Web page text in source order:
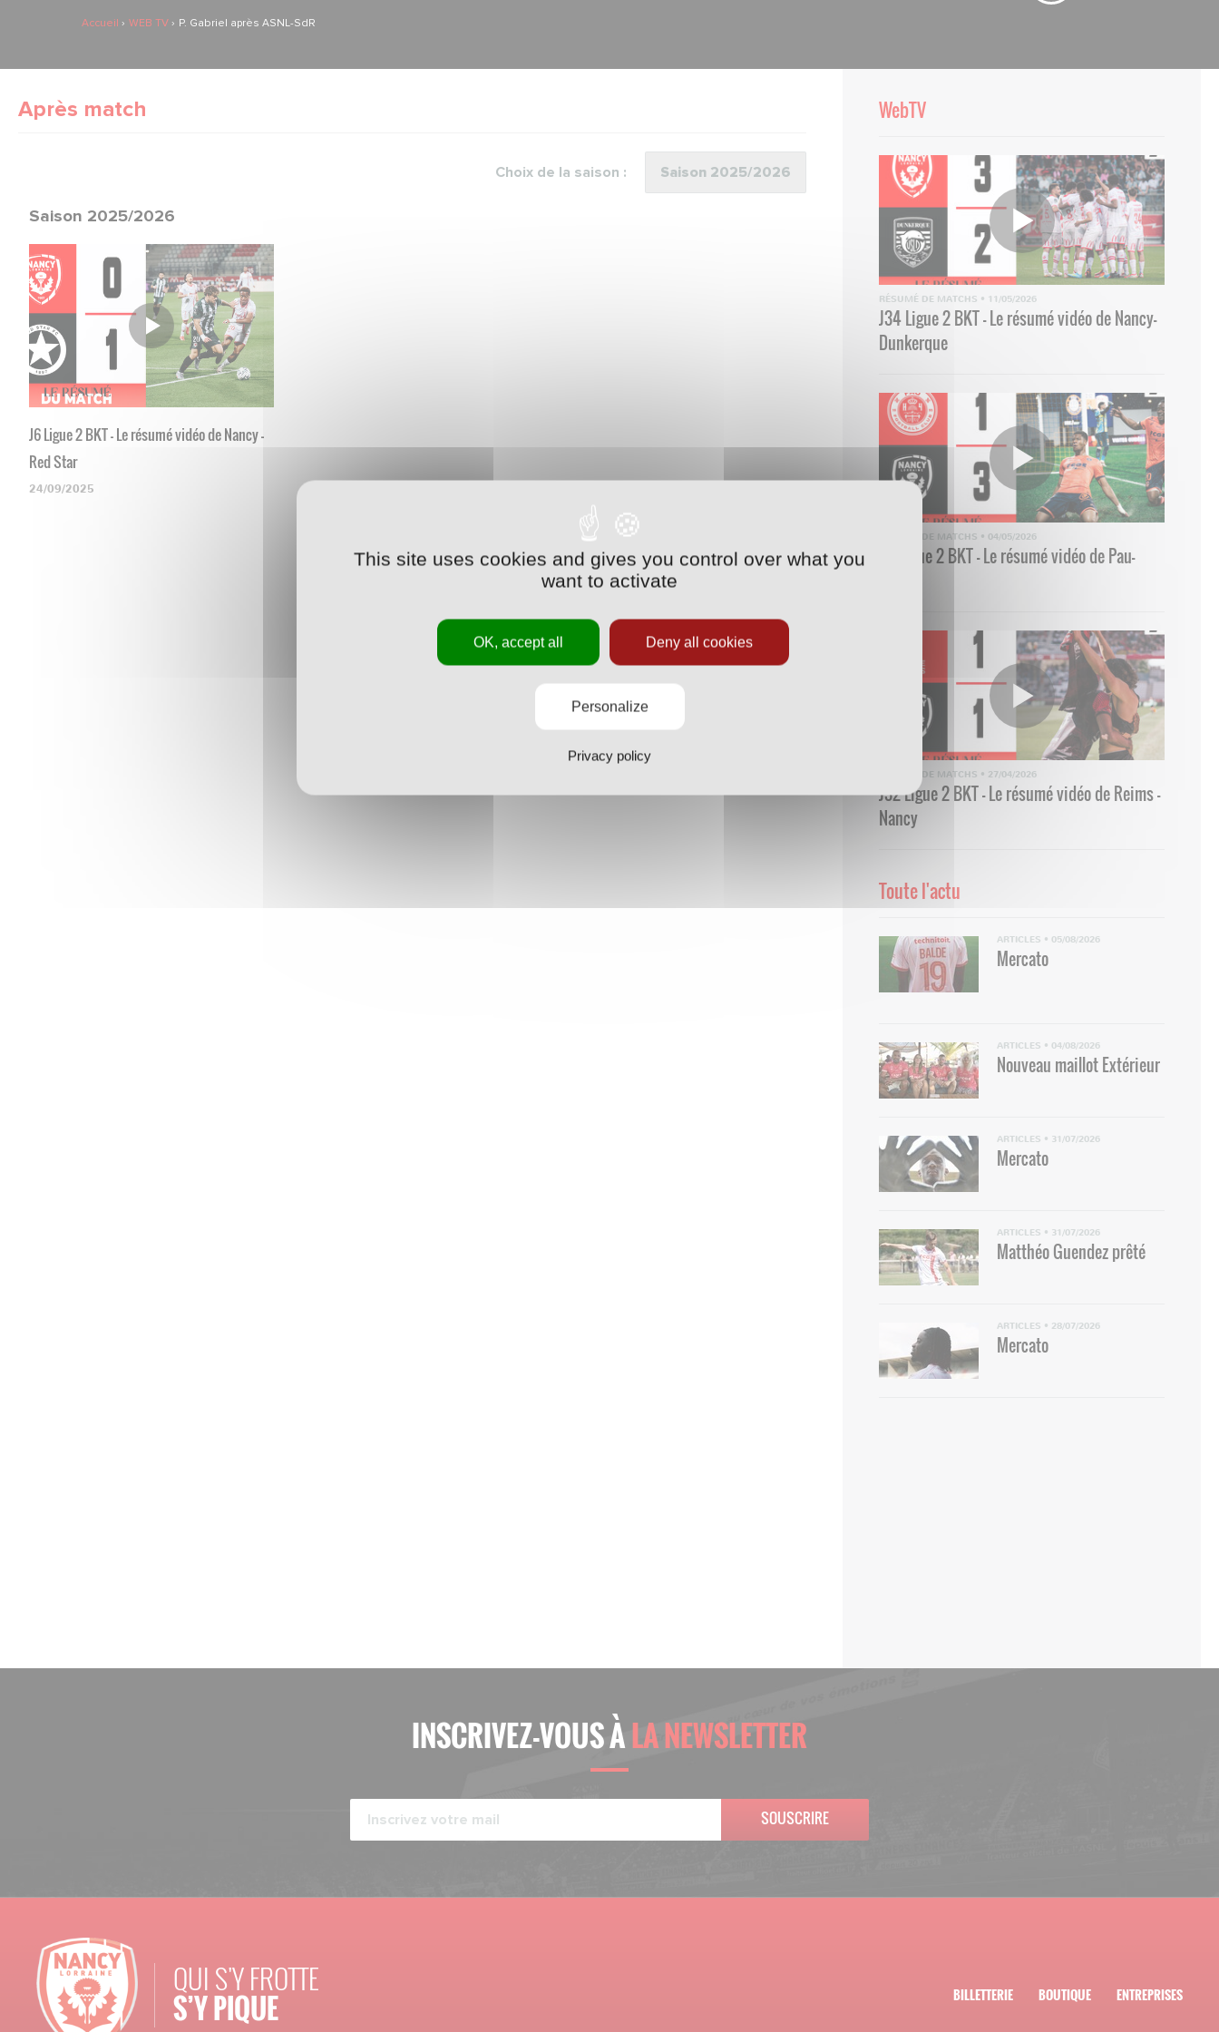
Accueil WEB TV P. Gabriel après ASNL-SdR
Après match
Choix de la saison :
Saison 2025/2026
J6 Ligue 2 BKT - Le résumé vidéo de Nancy -
Red Star
24/09/2025
WebTV
RÉSUMÉ DE MATCHS • 11/05/2026
J34 Ligue 2 BKT - Le résumé vidéo de Nancy-
Dunkerque
RÉSUMÉ DE MATCHS • 04/05/2026
33 Ligue 2 BKT - Le résumé vidéo de Pau-
RÉSUMÉ DE MATCHS • 27/04/2026
J32 Ligue 2 BKT - Le résumé vidéo de Reims -
Nancy
Toute l'actu
ARTICLES • 05/08/2026
Mercato
ARTICLES • 04/08/2026
Nouveau maillot Extérieur
ARTICLES • 31/07/2026
Mercato
ARTICLES • 31/07/2026
Matthéo Guendez prêté
ARTICLES • 28/07/2026
Mercato
INSCRIVEZ-VOUS ÀLA NEWSLETTER
SOUSCRIRE
QUI S'Y FROTTE
S’Y PIQUE BILLETTERIE BOUTIQUE ENTREPRISES
This site uses cookies and gives you control over what you
want to activate
OK, accept all Deny all cookies
Personalize
Privacy policy